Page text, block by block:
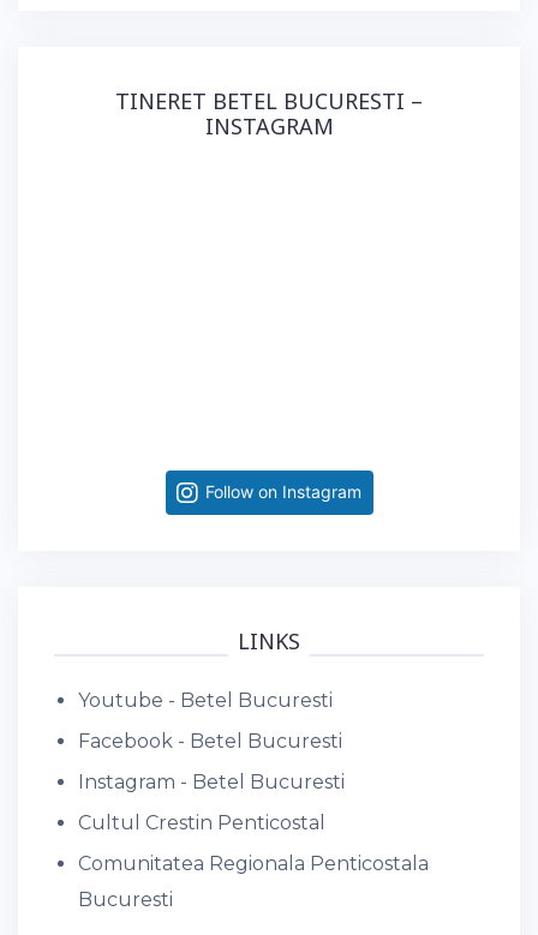
TINERET BETEL BUCURESTI –
INSTAGRAM
Follow on Instagram
LINKS
Youtube - Betel Bucuresti
Facebook - Betel Bucuresti
Instagram - Betel Bucuresti
Cultul Crestin Penticostal
Comunitatea Regionala Penticostala
Bucuresti